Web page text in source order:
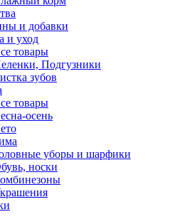
и добавки
и уход
товары
Подгузники
зубов
товары
осень
уборы и шарфики
носки